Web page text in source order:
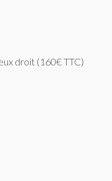
droit (160€ TTC)